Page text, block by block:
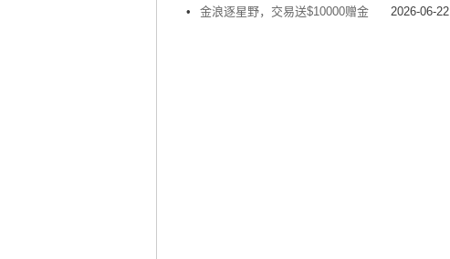
•
金浪逐星野，交易送$10000赠金 2026-06-22